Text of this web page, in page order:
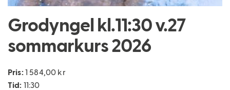
Grodyngel kl.11:30 v.27
sommarkurs 2026
Pris: 1 584,00 kr
Tid: 11:30